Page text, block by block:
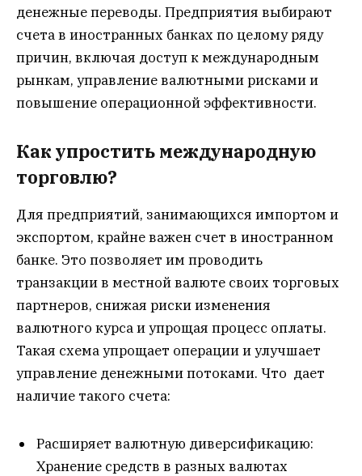
денежные переводы. Предприятия выбирают
счета в иностранных банках по целому ряду
причин, включая доступ к международным
рынкам, управление валютными рисками и
повышение операционной эффективности.
Как упростить международную
торговлю?
Для предприятий, занимающихся импортом и
экспортом, крайне важен счет в иностранном
банке. Это позволяет им проводить
транзакции в местной валюте своих торговых
партнеров, снижая риски изменения
валютного курса и упрощая процесс оплаты.
Такая схема упрощает операции и улучшает
управление денежными потоками. Что дает
наличие такого счета:
Расширяет валютную диверсификацию:
Хранение средств в разных валютах